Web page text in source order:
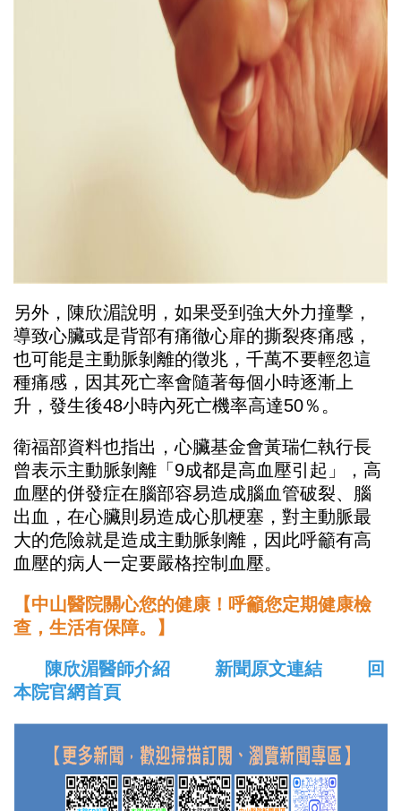
另外，陳欣湄說明，如果受到強大外力撞擊，
導致心臟或是背部有痛徹心扉的撕裂疼痛感，
也可能是主動脈剝離的徵兆，千萬不要輕忽這
種痛感，因其死亡率會隨著每個小時逐漸上
升，發生後48小時內死亡機率高達50％。
衛福部資料也指出，心臟基金會黃瑞仁執行長
曾表示主動脈剝離「9成都是高血壓引起」，高
血壓的併發症在腦部容易造成腦血管破裂、腦
出血，在心臟則易造成心肌梗塞，對主動脈最
大的危險就是造成主動脈剝離，因此呼籲有高
血壓的病人一定要嚴格控制血壓。
【中山醫院關心您的健康！呼籲您定期健康檢
查，生活有保障。】
陳欣湄醫師介紹
新聞原文連結
回
本院官網首頁